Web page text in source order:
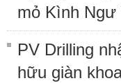
mỏ Kình Ngư
PV Drilling
hữu giàn